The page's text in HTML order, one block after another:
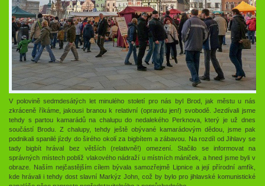
V polovině sedmdesátých let minulého století pro nás byl Brod, jak městu u nás
zkráceně říkáme, jakousi branou k relativní (opravdu jen!) svobodě. Jezdívali jsme
tehdy s partou kamarádů na chalupu do nedalekého Perknova, který je už dnes
součástí Brodu. Z chalupy, tehdy ještě obývané kamarádovým dědou, jsme pak
podnikali spanilé jízdy do širého okolí za bigbítem a zábavou. Na rozdíl od Jihlavy se
tady bigbít hrával bez větších (relativně!) omezení. Stačilo se informovat na
správných místech poblíž vlakového nádraží u místních mániček, a hned jsme byli v
obraze. Naším nejčastějším cílem bývala samozřejmě Lipnice a její přírodní amfík,
kde hrávali i tehdy dost slavní Markýz John, což by bylo pro jihlavské komunistické